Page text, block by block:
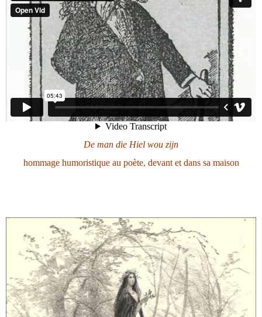
De man die Hiel wou zijn
hommage humoristique au poète, devant et dans sa maison